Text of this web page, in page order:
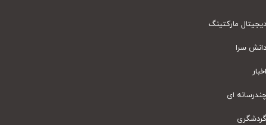
مارکتینگ
سرا
ای